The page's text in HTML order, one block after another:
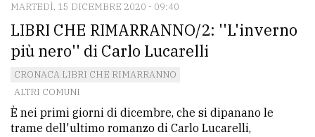
MARTEDÌ, 15 DICEMBRE 2020 - 09:40
LIBRI CHE RIMARRANNO/2: ''L'inverno
più nero'' di Carlo Lucarelli
CRONACA LIBRI CHE RIMARRANNO
ALTRI COMUNI
È nei primi giorni di dicembre, che si dipanano le
trame dell'ultimo romanzo di Carlo Lucarelli,